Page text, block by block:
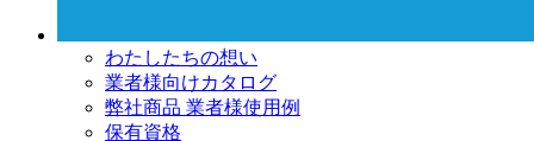
わたしたちの想い
業者様向けカタログ
弊社商品 業者様使用例
保有資格